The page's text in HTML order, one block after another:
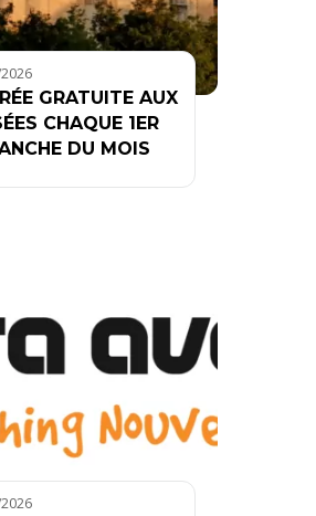
GRATUITE AUX
CHAQUE 1ER
DU MOIS